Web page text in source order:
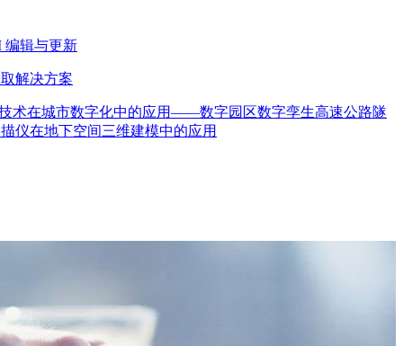
编辑与更新
解决方案
术在城市数字化中的应用——数字园区数字孪生高速公路隧
仪在地下空间三维建模中的应用